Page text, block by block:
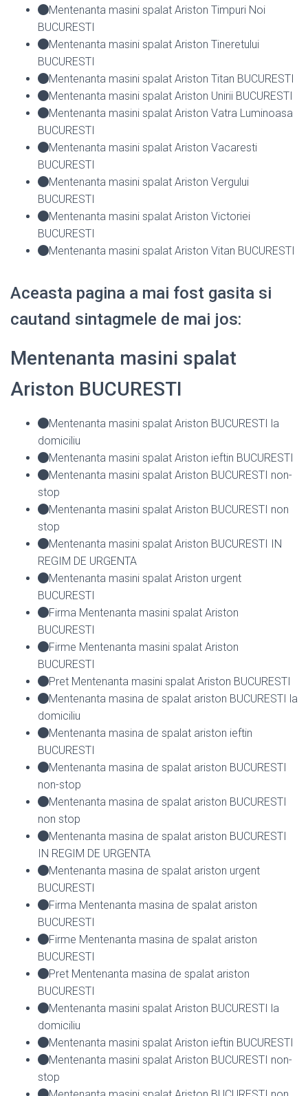
Mentenanta masini spalat Ariston Timpuri Noi
BUCURESTI
Mentenanta masini spalat Ariston Tineretului
BUCURESTI
Mentenanta masini spalat Ariston Titan BUCURESTI
Mentenanta masini spalat Ariston Unirii BUCURESTI
Mentenanta masini spalat Ariston Vatra Luminoasa
BUCURESTI
Mentenanta masini spalat Ariston Vacaresti
BUCURESTI
Mentenanta masini spalat Ariston Vergului
BUCURESTI
Mentenanta masini spalat Ariston Victoriei
BUCURESTI
Mentenanta masini spalat Ariston Vitan BUCURESTI
Aceasta pagina a mai fost gasita si
cautand sintagmele de mai jos:
Mentenanta masini spalat
Ariston BUCURESTI
Mentenanta masini spalat Ariston BUCURESTI la
domiciliu
Mentenanta masini spalat Ariston ieftin BUCURESTI
Mentenanta masini spalat Ariston BUCURESTI non-
stop
Mentenanta masini spalat Ariston BUCURESTI non
stop
Mentenanta masini spalat Ariston BUCURESTI IN
REGIM DE URGENTA
Mentenanta masini spalat Ariston urgent
BUCURESTI
Firma Mentenanta masini spalat Ariston
BUCURESTI
Firme Mentenanta masini spalat Ariston
BUCURESTI
Pret Mentenanta masini spalat Ariston BUCURESTI
Mentenanta masina de spalat ariston BUCURESTI la
domiciliu
Mentenanta masina de spalat ariston ieftin
BUCURESTI
Mentenanta masina de spalat ariston BUCURESTI
non-stop
Mentenanta masina de spalat ariston BUCURESTI
non stop
Mentenanta masina de spalat ariston BUCURESTI
IN REGIM DE URGENTA
Mentenanta masina de spalat ariston urgent
BUCURESTI
Firma Mentenanta masina de spalat ariston
BUCURESTI
Firme Mentenanta masina de spalat ariston
BUCURESTI
Pret Mentenanta masina de spalat ariston
BUCURESTI
Mentenanta masini spalat Ariston BUCURESTI la
domiciliu
Mentenanta masini spalat Ariston ieftin BUCURESTI
Mentenanta masini spalat Ariston BUCURESTI non-
stop